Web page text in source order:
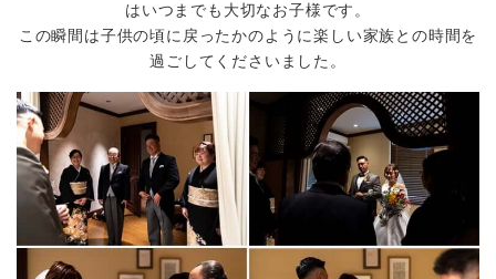
Membership
よくある質問
レポート
Party Report
After Story
はいつまでも大切なお子様です。
この瞬間は子供の頃に戻ったかのように楽しい家族との時間を
過ごしてくださいました。